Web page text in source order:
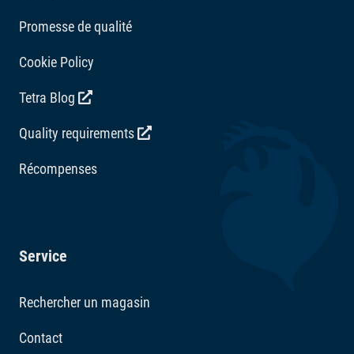
équilibré tout en vous permettant de profiter pleinement
Promesse de qualité
Cookie Policy
Tetra Blog
Quality requirements
Récompenses
Service
Rechercher un magasin
Contact